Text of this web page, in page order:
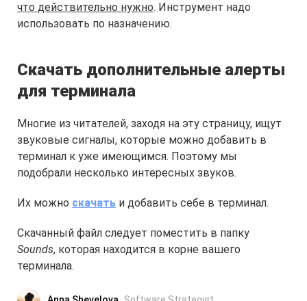
что действительно нужно. Инструмент надо
использовать по назначению.
Скачать дополнительные алерты
для терминала
Многие из читателей, заходя на эту страницу, ищут
звуковые сигналы, которые можно добавить в
терминал к уже имеющимся. Поэтому мы
подобрали несколько интересных звуков.
Их можно скачать и добавить себе в терминал.
Скачанный файл следует поместить в папку
Sounds, которая находится в корне вашего
терминала.